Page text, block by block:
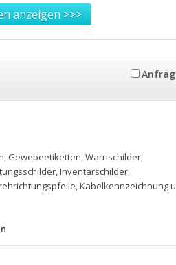
anzeigen >>>
, Gewebeetiketten,Warnschilder,
,Inventarschilder,
,Kabelkennzeichnung